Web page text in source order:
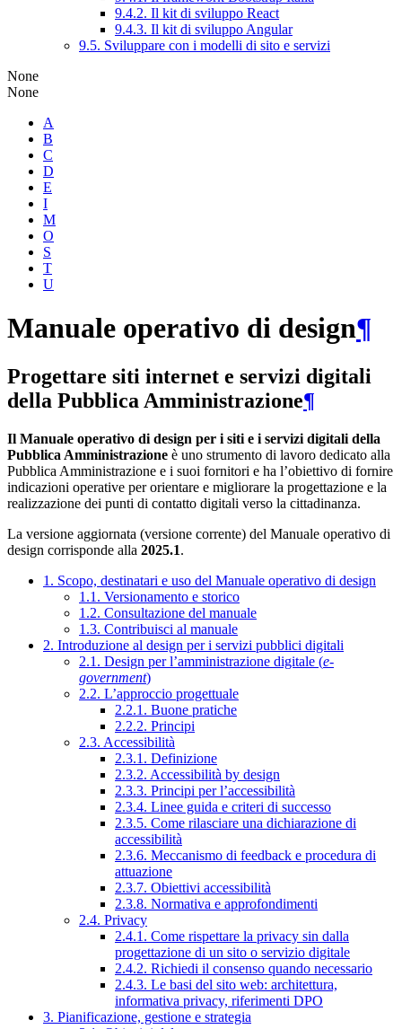
9.4.2. Il kit di sviluppo React
9.4.3. Il kit di sviluppo Angular
9.5. Sviluppare con i modelli di sito e servizi
None
None
A
B
C
D
E
I
M
O
S
T
U
Manuale operativo di design¶
Progettare siti internet e servizi digitali
della Pubblica Amministrazione¶
Il Manuale operativo di design per i siti e i servizi digitali della
Pubblica Amministrazione è uno strumento di lavoro dedicato alla
Pubblica Amministrazione e i suoi fornitori e ha l’obiettivo di fornire
indicazioni operative per orientare e migliorare la progettazione e la
realizzazione dei punti di contatto digitali verso la cittadinanza.
La versione aggiornata (versione corrente) del Manuale operativo di
design corrisponde alla 2025.1.
1. Scopo, destinatari e uso del Manuale operativo di design
1.1. Versionamento e storico
1.2. Consultazione del manuale
1.3. Contribuisci al manuale
2. Introduzione al design per i servizi pubblici digitali
2.1. Design per l’amministrazione digitale (e-
government)
2.2. L’approccio progettuale
2.2.1. Buone pratiche
2.2.2. Principi
2.3. Accessibilità
2.3.1. Definizione
2.3.2. Accessibilità by design
2.3.3. Principi per l’accessibilità
2.3.4. Linee guida e criteri di successo
2.3.5. Come rilasciare una dichiarazione di
accessibilità
2.3.6. Meccanismo di feedback e procedura di
attuazione
2.3.7. Obiettivi accessibilità
2.3.8. Normativa e approfondimenti
2.4. Privacy
2.4.1. Come rispettare la privacy sin dalla
progettazione di un sito o servizio digitale
2.4.2. Richiedi il consenso quando necessario
2.4.3. Le basi del sito web: architettura,
informativa privacy, riferimenti DPO
3. Pianificazione, gestione e strategia